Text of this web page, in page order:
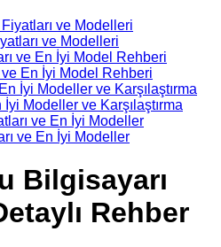
ve Modelleri
En İyi Model Rehberi
Modeller ve Karşılaştırma
ve En İyi Modeller
Bilgisayarı
Rehber